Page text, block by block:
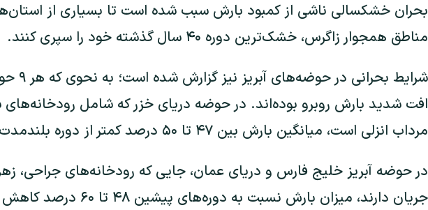
بحران خشکسالی ناشی از کمبود بارش سبب شده است تا بسیاری از
مناطق همجوار زاگرس، خشک‌ترین دوره ۴۰ سال گذشته خود را سپری ‌کنند.
شرایط
افت شدید بارش روبرو بوده‌اند. در حوضه دریای خزر که شامل رودخانه‌های
مرداب انزلی است، میانگین بارش بین ۴۷ تا ۵۰ درصد کمتر از دوره بلندمدت ثبت شده است.
در حوضه آبریز خلیج فارس و دریای عمان، جایی که رودخانه‌های جراحی،
جریان دارند، میزان بارش نسبت به